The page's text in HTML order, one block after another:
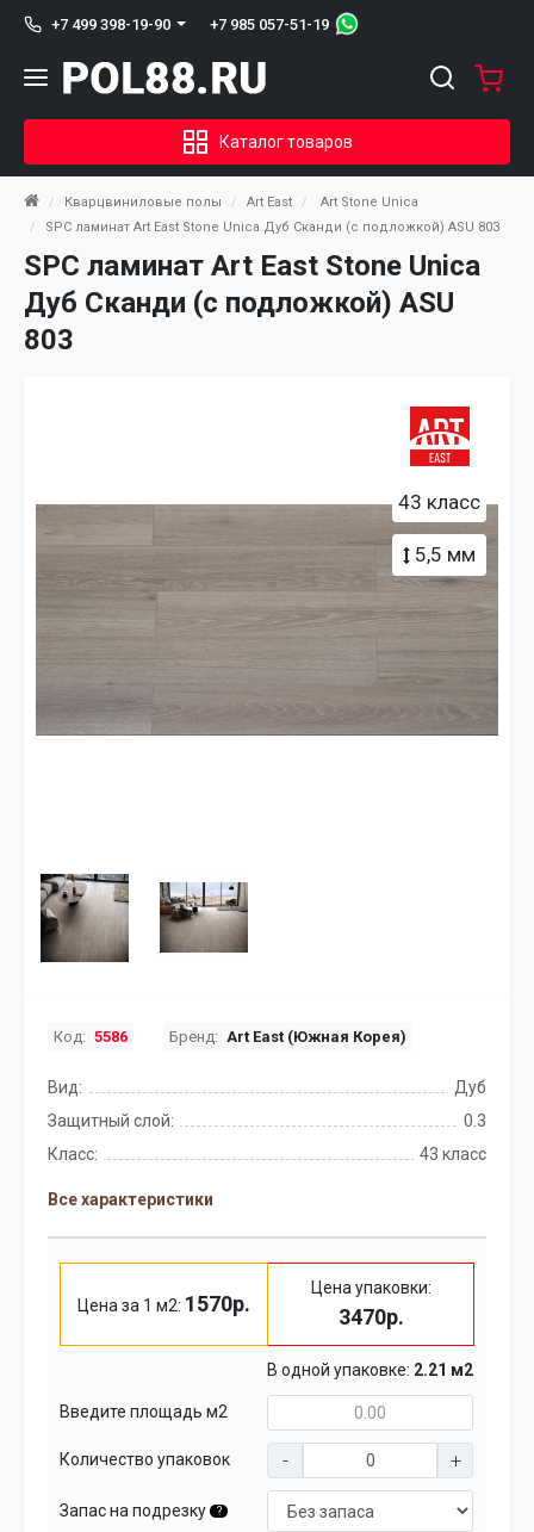
+7 499 398-19-90 +7 985 057-51-19
Каталог товаров
Кварцвиниловые полы Art East
Art Stone Unica
SPC ламинат Art East Stone Unica Дуб Сканди (с подложкой) ASU 803
SPC ламинат Art East Stone Unica
Дуб Сканди (с подложкой) ASU
803
43 класс
5,5 мм
Код: 5586 Бренд: Art East (Южная Корея)
Вид:
Дуб
Защитный слой:
0.3
Класс:
43 класс
Все характеристики
Цена за 1 м2: 1570р.
Цена упаковки:
3470р.
В одной упаковке: 2.21 м2
Введите площадь м2
Количество упаковок
Запас на подрезку ?